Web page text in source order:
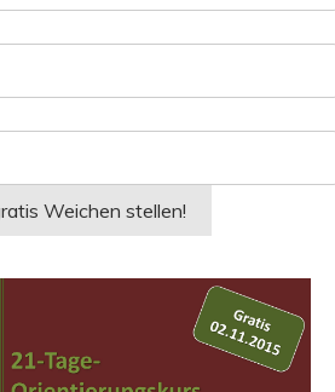
Weichen stellen!